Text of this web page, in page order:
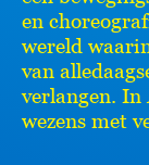
en
wereld
van
verlangen. In
wezens met